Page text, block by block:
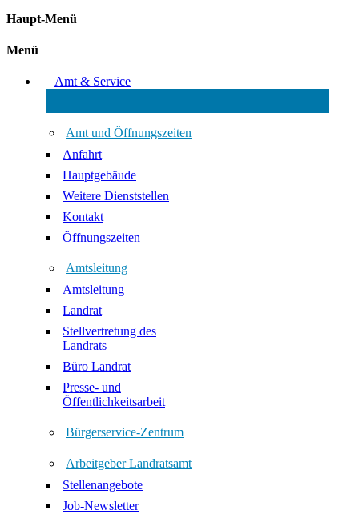
Haupt-Menü
Menü
Amt & Service
Amt und Öffnungszeiten
Anfahrt
Hauptgebäude
Weitere Dienststellen
Kontakt
Öffnungszeiten
Amtsleitung
Amtsleitung
Landrat
Stellvertretung des
Landrats
Büro Landrat
Presse- und
Öffentlichkeitsarbeit
Bürgerservice-Zentrum
Arbeitgeber Landratsamt
Stellenangebote
Job-Newsletter